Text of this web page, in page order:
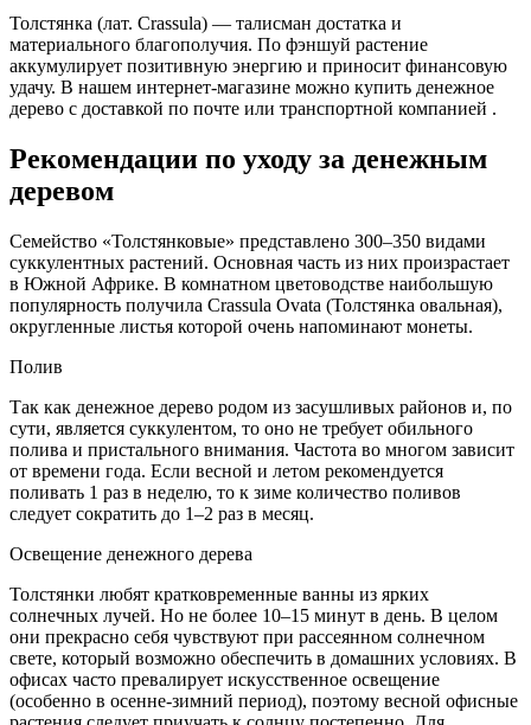
Толстянка (лат. Crassula) — талисман достатка и
материального благополучия. По фэншуй растение
аккумулирует позитивную энергию и приносит финансовую
удачу. В нашем интернет-магазине можно купить денежное
дерево с доставкой по почте или транспортной компанией .
Рекомендации по уходу за денежным
деревом
Семейство «Толстянковые» представлено 300–350 видами
суккулентных растений. Основная часть из них произрастает
в Южной Африке. В комнатном цветоводстве наибольшую
популярность получила Crassula Ovata (Толстянка овальная),
округленные листья которой очень напоминают монеты.
Полив
Так как денежное дерево родом из засушливых районов и, по
сути, является суккулентом, то оно не требует обильного
полива и пристального внимания. Частота во многом зависит
от времени года. Если весной и летом рекомендуется
поливать 1 раз в неделю, то к зиме количество поливов
следует сократить до 1–2 раз в месяц.
Освещение денежного дерева
Толстянки любят кратковременные ванны из ярких
солнечных лучей. Но не более 10–15 минут в день. В целом
они прекрасно себя чувствуют при рассеянном солнечном
свете, который возможно обеспечить в домашних условиях. В
офисах часто превалирует искусственное освещение
(особенно в осенне-зимний период), поэтому весной офисные